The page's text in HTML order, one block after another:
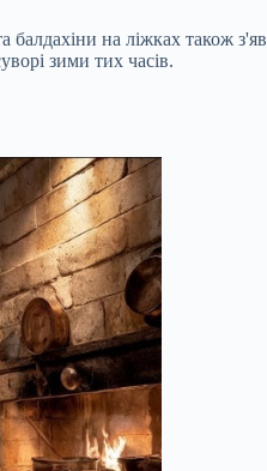
на ліжках також
зими тих часів.